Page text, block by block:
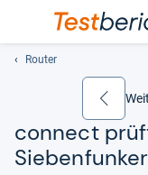
Router
connect
zurück